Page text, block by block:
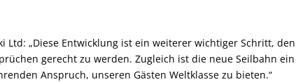
Ltd: „Diese Entwicklung ist ein weiterer wichtiger Schritt, den
gerecht zu werden. Zugleich ist die neue Seilbahn ein
Anspruch, unseren Gästen Weltklasse zu bieten.“